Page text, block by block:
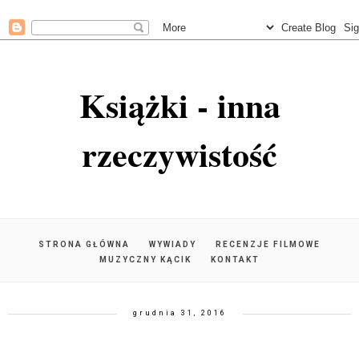
Książki - inna
rzeczywistość
STRONA GŁÓWNA WYWIADY
RECENZJE FILMOWE
MUZYCZNY KĄCIK
KONTAKT
grudnia 31, 2016